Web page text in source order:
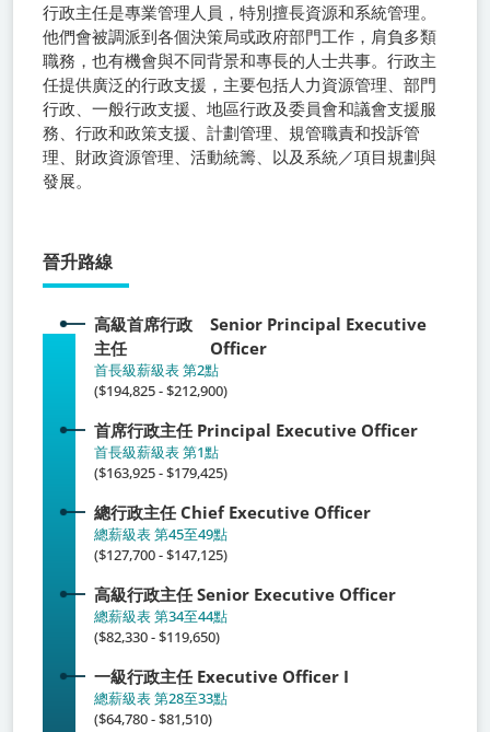
行政主任是專業管理人員，特別擅長資源和系統管理。
他們會被調派到各個決策局或政府部門工作，肩負多類
職務，也有機會與不同背景和專長的人士共事。行政主
任提供廣泛的行政支援，主要包括人力資源管理、部門
行政、一般行政支援、地區行政及委員會和議會支援服
務、行政和政策支援、計劃管理、規管職責和投訴管
理、財政資源管理、活動統籌、以及系統／項目規劃與
發展。
晉升路線
高級首席行政
主任
Senior Principal Executive
Officer
首長級薪級表 第2點
($194,825 - $212,900)
首席行政主任 Principal Executive Officer
首長級薪級表 第1點
($163,925 - $179,425)
總行政主任 Chief Executive Officer
總薪級表 第45至49點
($127,700 - $147,125)
高級行政主任 Senior Executive Officer
總薪級表 第34至44點
($82,330 - $119,650)
一級行政主任 Executive Officer I
總薪級表 第28至33點
($64,780 - $81,510)